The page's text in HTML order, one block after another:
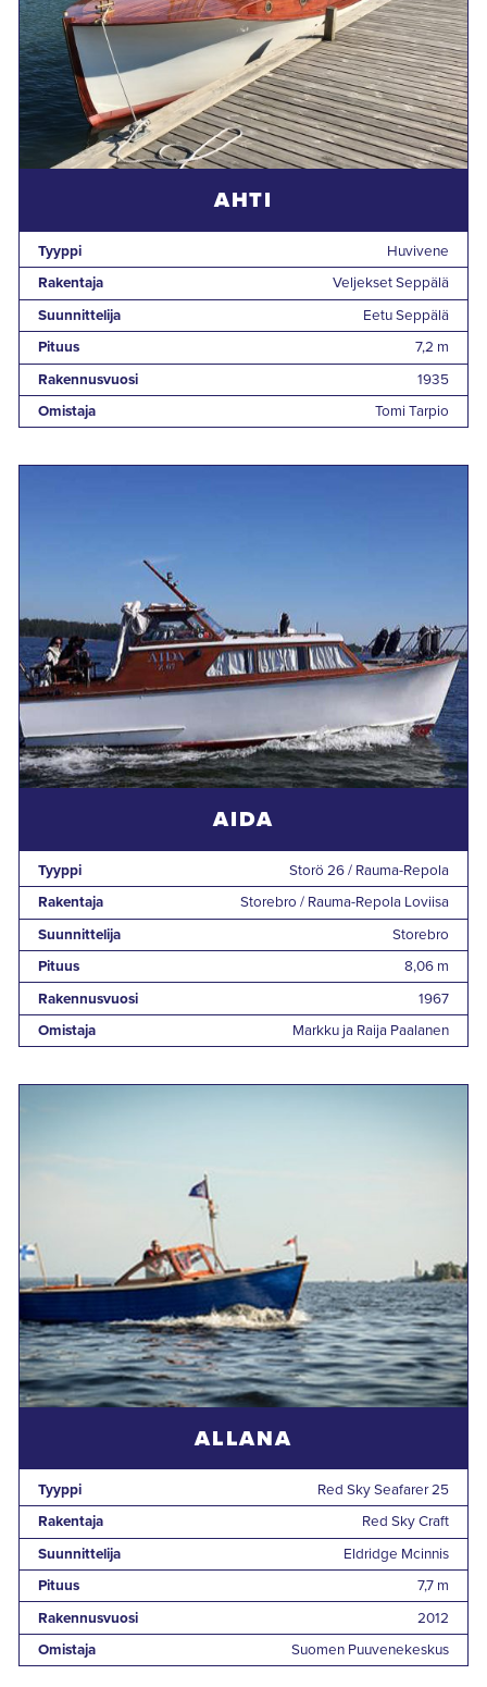
AHTI
Tyyppi
Huvivene
Rakentaja
Veljekset Seppälä
Suunnittelija
Eetu Seppälä
Pituus
7,2 m
Rakennusvuosi
1935
Omistaja
Tomi Tarpio
AIDA
Tyyppi
Storö 26 / Rauma-Repola
Rakentaja
Storebro / Rauma-Repola Loviisa
Suunnittelija
Storebro
Pituus
8,06 m
Rakennusvuosi
1967
Omistaja
Markku ja Raija Paalanen
ALLANA
Tyyppi
Red Sky Seafarer 25
Rakentaja
Red Sky Craft
Suunnittelija
Eldridge Mcinnis
Pituus
7,7 m
Rakennusvuosi
2012
Omistaja
Suomen Puuvenekeskus